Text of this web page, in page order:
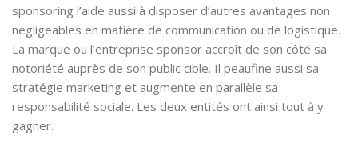
sponsoring l’aide aussi à disposer d’autres avantages non
négligeables en matière de communication ou de logistique.
La marque ou l’entreprise sponsor accroît de son côté sa
notoriété auprès de son public cible. Il peaufine aussi sa
stratégie marketing et augmente en parallèle sa
responsabilité sociale. Les deux entités ont ainsi tout à y
gagner.